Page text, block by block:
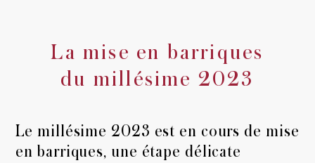
Le domaine
Le Château
Saint-Emilion
La mise en barriques
du millésime 2023
Le millésime 2023 est en cours de mise
en barriques, une étape délicate